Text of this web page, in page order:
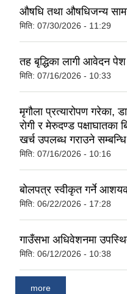
औषधि तथा औषधिजन्य
मिति: 07/30/2026 - 11:29
तह बृद्धिका लागी आवेदन पेश
मिति: 07/16/2026 - 10:33
मृगौला प्रत्यारोपण गरेका,
रोगी र मेरुदण्ड पक्षाघातका
खर्च उपलब्ध गराउने
मिति: 07/16/2026 - 10:16
बोलपत्र स्वीकृत गर्ने
मिति: 06/22/2026 - 17:28
गाउँसभा अधिवेशनमा
मिति: 06/12/2026 - 10:38
more